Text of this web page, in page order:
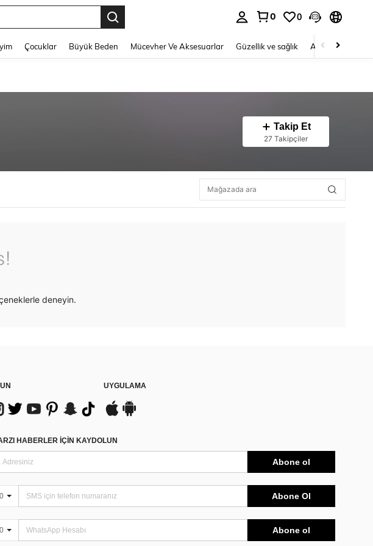
0 0
Çocuklar Büyük Beden Mücevher Ve Aksesuarlar Güzellik ve sağlık Ayakkabı
Takip Et
27 Takipçiler
deneyin.
UYGULAMA
HABERLER IÇIN KAYDOLUN
Abone ol
Abone Ol
Abone ol